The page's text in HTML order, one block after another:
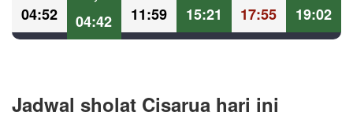
04:52 04:42 11:59 15:21 17:55 19:02
Jadwal sholat Cisarua hari ini